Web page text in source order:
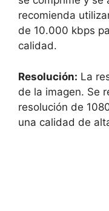
recomienda
de 10.000 kbps
calidad.
Resolución: La
de la imagen. Se
resolución de
una calidad de